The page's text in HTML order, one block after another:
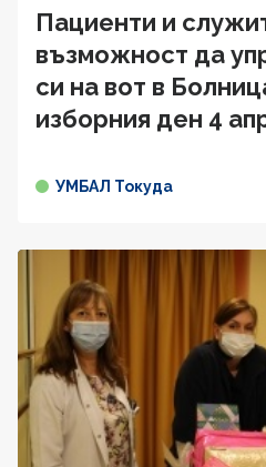
Пациенти и
възможност да
си на вот в
изборния ден 4
УМБАЛ Токуда